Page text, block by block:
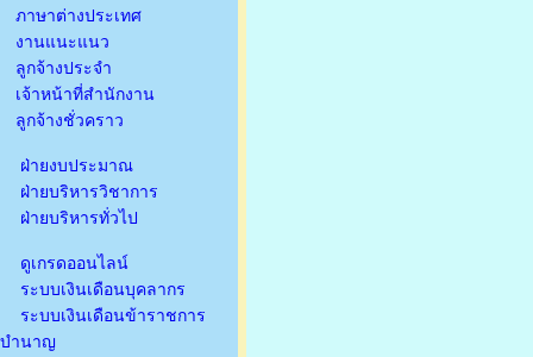
ภาษาต่างประเทศ
งานแนะแนว
ลูกจ้างประจำ
เจ้าหน้าที่สำนักงาน
ลูกจ้างชั่วคราว
ฝ่ายงบประมาณ
ฝ่ายบริหารวิชาการ
ฝ่ายบริหารทั่วไป
ดูเกรดออนไลน์
ระบบเงินเดือนบุคลากร
ระบบเงินเดือนข้าราชการ
บำนาญ